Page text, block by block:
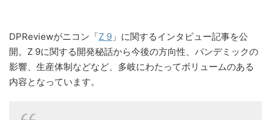
DPReviewがニコン「Z 9 」に関するインタビュー記事を公
開。Z 9に関する開発秘話から今後の方向性、パンデミックの
影響、生産体制などなど、多岐にわたってボリュームのある
内容となっています。